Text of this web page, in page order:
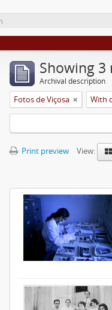
Showing 3
Archival description
Fotos de Viçosa With
Print preview
View: